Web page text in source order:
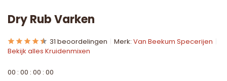
Dry Rub Varken
31 beoordelingen Merk: Van Beekum Specerijen
Bekijk alles Kruidenmixen
00 : 00 : 00 : 00